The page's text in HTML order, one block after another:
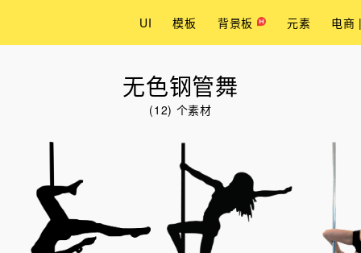
UI 模板 背景板 元素 电商
无色钢管舞
(12) 个素材